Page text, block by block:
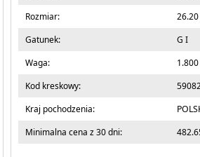
Rozmiar:
Gatunek:
G I
Waga:
Kod kreskowy:
Kraj pochodzenia:
Minimalna cena z 30 dni: